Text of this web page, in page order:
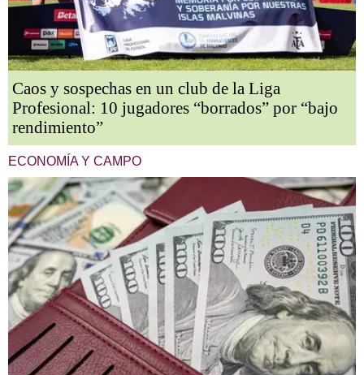
Caos y sospechas en un club de la Liga
Profesional: 10 jugadores “borrados” por “bajo
rendimiento”
ECONOMÍA Y CAMPO